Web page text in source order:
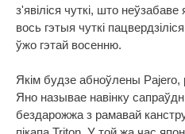
з'явіліся чуткі, што
вось гэтыя чуткі
ўжо гэтай восенню.
Якім будзе абноўлены
Яно называе навінку
бездарожжа з рамавай